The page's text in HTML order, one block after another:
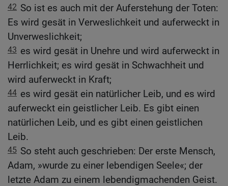
42 So ist es auch mit der Auferstehung der Toten:
Es wird gesät in Verweslichkeit und auferweckt in
Unverweslichkeit;
43 es wird gesät in Unehre und wird auferweckt in
Herrlichkeit; es wird gesät in Schwachheit und
wird auferweckt in Kraft;
44 es wird gesät ein natürlicher Leib, und es wird
auferweckt ein geistlicher Leib. Es gibt einen
natürlichen Leib, und es gibt einen geistlichen
Leib.
45 So steht auch geschrieben: Der erste Mensch,
Adam, »wurde zu einer lebendigen Seele«; der
letzte Adam zu einem lebendigmachenden Geist.